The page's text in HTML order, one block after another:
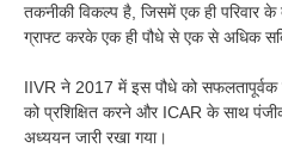
तकनीकी विकल्प है, जिसमें एक ही परिवार
ग्राफ्ट करके एक ही पौधे से एक से अधिक
IIVR ने 2017 में इस पौधे को सफलतापूर्वक
को प्रशिक्षित करने और ICAR के साथ
अध्ययन जारी रखा गया।